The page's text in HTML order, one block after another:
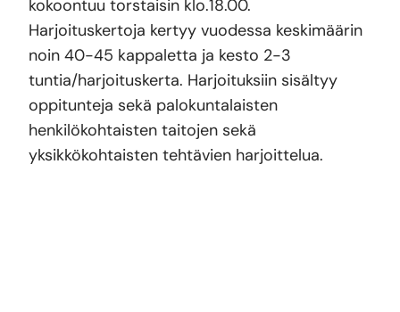
kokoontuu torstaisin klo.18.00.
Harjoituskertoja kertyy vuodessa keskimäärin
noin 40-45 kappaletta ja kesto 2-3
tuntia/harjoituskerta. Harjoituksiin sisältyy
oppitunteja sekä palokuntalaisten
henkilökohtaisten taitojen sekä
yksikkökohtaisten tehtävien harjoittelua.